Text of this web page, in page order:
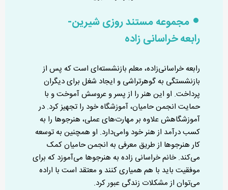
مجموعه مستند روزی شیرین-
رابعه خراسانی زاده
رابعه خراسانی‌زاده، معلم بازنشسته‌ای است که پس از
بازنشستگی به گوهرتراشی و ایجاد شغل برای دیگران
پرداخت. او این هنر را از پسر و عروسش آموخت و با
حمایت انجمن حامیان، آموزشگاه خود را تجهیز کرد. در
آموزشگاهش علاوه بر مهارت‌های عملی، هنرجوها را به
کسب درآمد از هنر خود وامی‌دارد. او همچنین به توسعه
کار هنرجوها از طریق معرفی به انجمن حامیان کمک
می‌کند. خانم خراسانی زاده به هنرجوها می‌آموزد که برای
موفقیت باید با هم همیاری کنند و معتقد است با اراده
می‌توان از مشکلات زندگی عبور کرد.